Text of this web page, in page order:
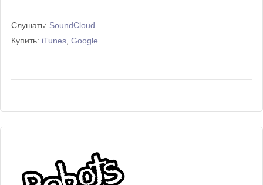
Слушать: SoundCloud
Купить: iTunes, Google